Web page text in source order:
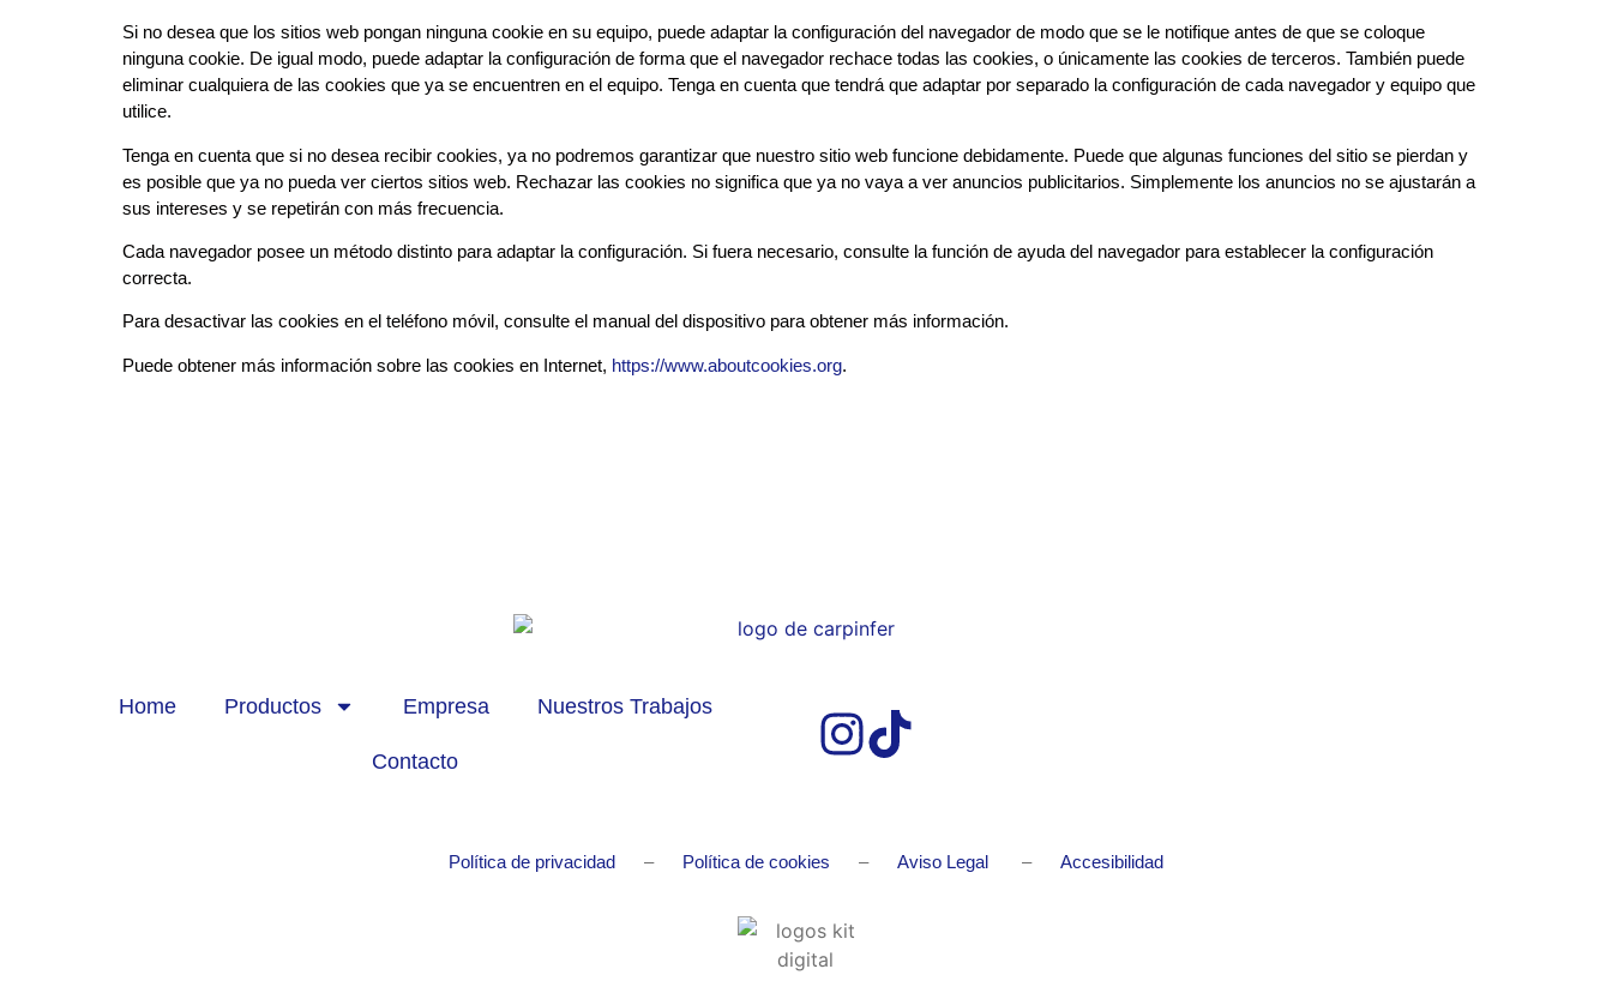
Si no desea que los sitios web pongan ninguna cookie en su equipo, puede adaptar la configuración del navegador de modo que se le notifique antes de que se coloque
ninguna cookie. De igual modo, puede adaptar la configuración de forma que el navegador rechace todas las cookies, o únicamente las cookies de terceros. También puede
eliminar cualquiera de las cookies que ya se encuentren en el equipo. Tenga en cuenta que tendrá que adaptar por separado la configuración de cada navegador y equipo que
utilice.
Tenga en cuenta que si no desea recibir cookies, ya no podremos garantizar que nuestro sitio web funcione debidamente. Puede que algunas funciones del sitio se pierdan y
es posible que ya no pueda ver ciertos sitios web. Rechazar las cookies no significa que ya no vaya a ver anuncios publicitarios. Simplemente los anuncios no se ajustarán a
sus intereses y se repetirán con más frecuencia.
Cada navegador posee un método distinto para adaptar la configuración. Si fuera necesario, consulte la función de ayuda del navegador para establecer la configuración
correcta.
Para desactivar las cookies en el teléfono móvil, consulte el manual del dispositivo para obtener más información.
Puede obtener más información sobre las cookies en Internet, https://www.aboutcookies.org.
Home Productos Empresa Nuestros Trabajos
Contacto
Política de privacidad – Política de cookies – Aviso Legal – Accesibilidad